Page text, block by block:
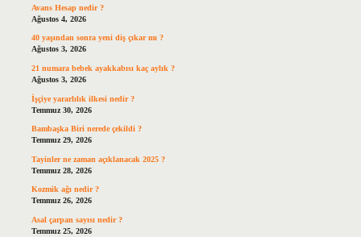
Avans Hesap nedir ?
Ağustos 4, 2026
40 yaşından sonra yeni diş çıkar mı ?
Ağustos 3, 2026
21 numara bebek ayakkabısı kaç aylık ?
Ağustos 3, 2026
İşçiye yararlılık ilkesi nedir ?
Temmuz 30, 2026
Bambaşka Biri nerede çekildi ?
Temmuz 29, 2026
Tayinler ne zaman açıklanacak 2025 ?
Temmuz 28, 2026
Kozmik ağı nedir ?
Temmuz 26, 2026
Asal çarpan sayısı nedir ?
Temmuz 25, 2026